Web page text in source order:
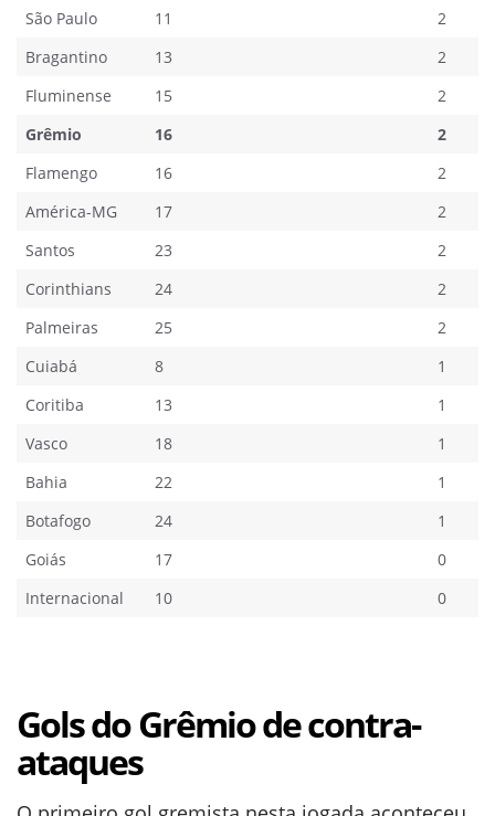
São Paulo
11
2
Bragantino
13
2
Fluminense
15
2
Grêmio
16
2
Flamengo
16
2
América-MG
17
2
Santos
23
2
Corinthians
24
2
Palmeiras
25
2
Cuiabá
8
1
Coritiba
13
1
Vasco
18
1
Bahia
22
1
Botafogo
24
1
Goiás
17
0
Internacional
10 0
Gols do Grêmio de contra-
ataques